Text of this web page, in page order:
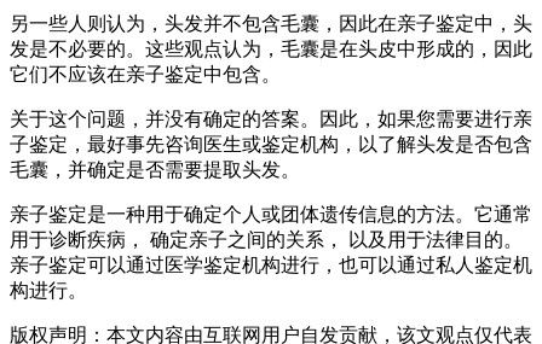
另一些人则认为，头发并不包含毛囊，因此在亲子鉴定中，头
发是不必要的。这些观点认为，毛囊是在头皮中形成的，因此
它们不应该在亲子鉴定中包含。
关于这个问题，并没有确定的答案。因此，如果您需要进行亲
子鉴定，最好事先咨询医生或鉴定机构，以了解头发是否包含
毛囊，并确定是否需要提取头发。
亲子鉴定是一种用于确定个人或团体遗传信息的方法。它通常
用于诊断疾病， 确定亲子之间的关系， 以及用于法律目的。
亲子鉴定可以通过医学鉴定机构进行，也可以通过私人鉴定机
构进行。
版权声明：本文内容由互联网用户自发贡献，该文观点仅代表